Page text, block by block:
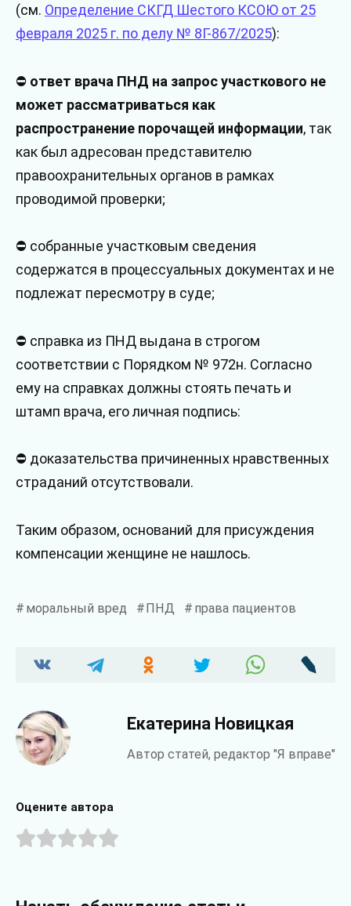
(см. Определение СКГД Шестого КСОЮ от 25
февраля 2025 г. по делу № 8Г-867/2025):
⛔ ответ врача ПНД на запрос участкового не
может рассматриваться как
распространение порочащей информации, так
как был адресован представителю
правоохранительных органов в рамках
проводимой проверки;
⛔ собранные участковым сведения
содержатся в процессуальных документах и не
подлежат пересмотру в суде;
⛔ справка из ПНД выдана в строгом
соответствии с Порядком № 972н. Согласно
ему на справках должны стоять печать и
штамп врача, его личная подпись:
⛔ доказательства причиненных нравственных
страданий отсутствовали.
Таким образом, оснований для присуждения
компенсации женщине не нашлось.
моральный вред ПНД права пациентов
Екатерина Новицкая
Автор статей, редактор "Я вправе"
Оцените автора